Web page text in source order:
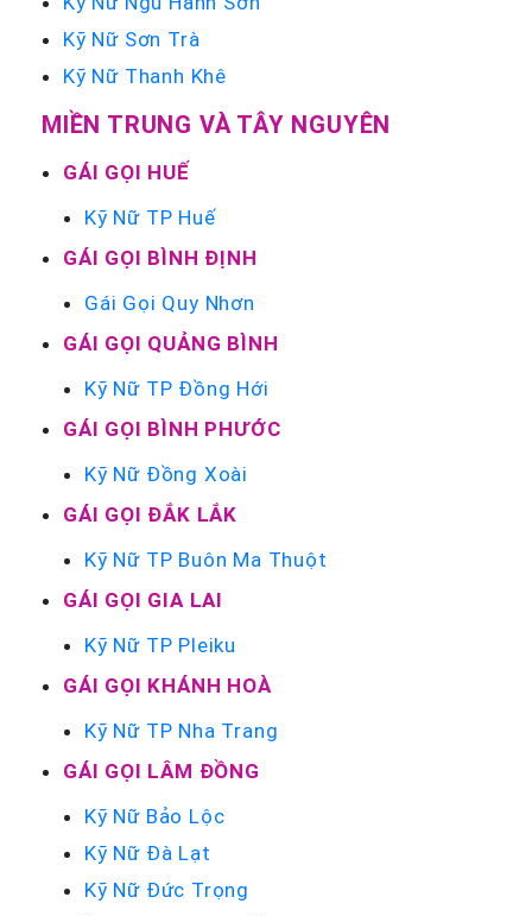
Kỹ Nữ Sơn Trà
Kỹ Nữ Thanh Khê
MIỀN TRUNG VÀ TÂY NGUYÊN
GÁI GỌI HUẾ
Kỹ Nữ TP Huế
GÁI GỌI BÌNH ĐỊNH
Gái Gọi Quy Nhơn
GÁI GỌI QUẢNG BÌNH
Kỹ Nữ TP Đồng Hới
GÁI GỌI BÌNH PHƯỚC
Kỹ Nữ Đồng Xoài
GÁI GỌI ĐẮK LẮK
Kỹ Nữ TP Buôn Ma Thuột
GÁI GỌI GIA LAI
Kỹ Nữ TP Pleiku
GÁI GỌI KHÁNH HOÀ
Kỹ Nữ TP Nha Trang
GÁI GỌI LÂM ĐỒNG
Kỹ Nữ Bảo Lộc
Kỹ Nữ Đà Lạt
Kỹ Nữ Đức Trọng